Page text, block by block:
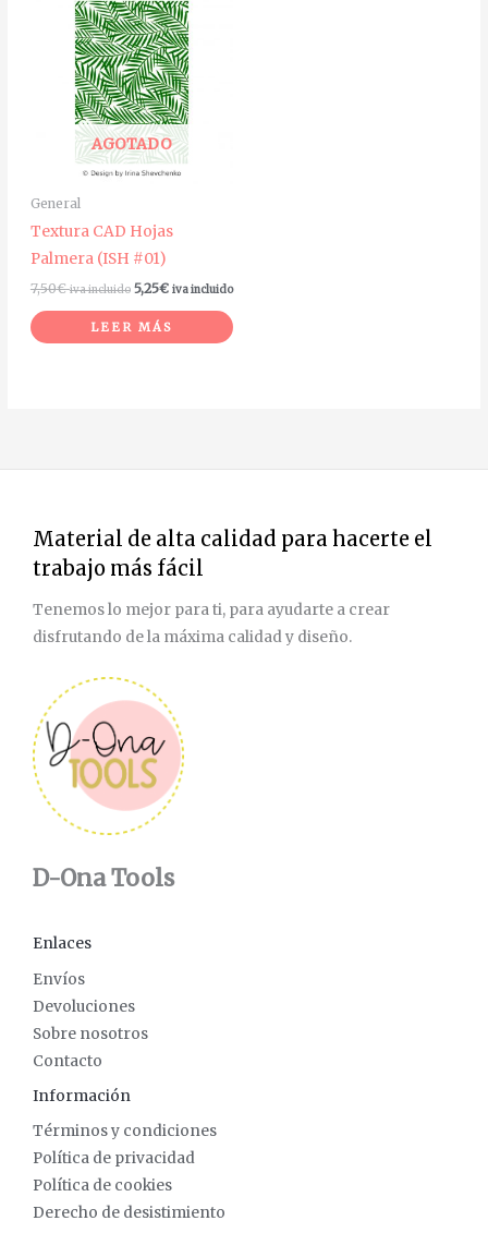
AGOTADO
General
Textura CAD Hojas
Palmera (ISH #01)
7,50€ iva incluido 5,25€ iva incluido
LEER MÁS
Material de alta calidad para hacerte el
trabajo más fácil
Tenemos lo mejor para ti, para ayudarte a crear
disfrutando de la máxima calidad y diseño.
D-Ona Tools
Enlaces
Envíos
Devoluciones
Sobre nosotros
Contacto
Información
Términos y condiciones
Política de privacidad
Política de cookies
Derecho de desistimiento